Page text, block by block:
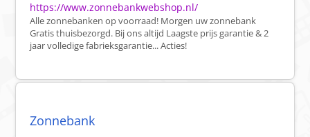
https://www.zonnebankwebshop.nl/
Alle zonnebanken op voorraad! Morgen uw zonnebank
Gratis thuisbezorgd. Bij ons altijd Laagste prijs garantie & 2
jaar volledige fabrieksgarantie... Acties!
Zonnebank